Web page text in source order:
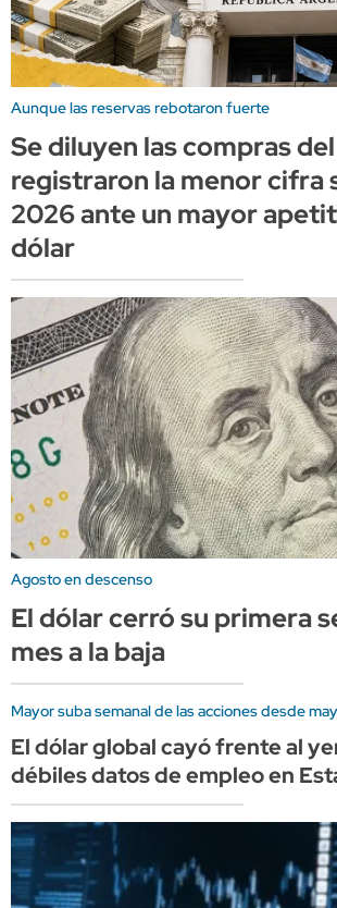
Aunque las reservas rebotaron fuerte
Se diluyen las compras
registraron la menor cifra
2026 ante un mayor
dólar
Agosto en descenso
El dólar cerró su primera
mes a la baja
Mayor suba semanal de las acciones desde
El dólar global cayó frente al
débiles datos de empleo en